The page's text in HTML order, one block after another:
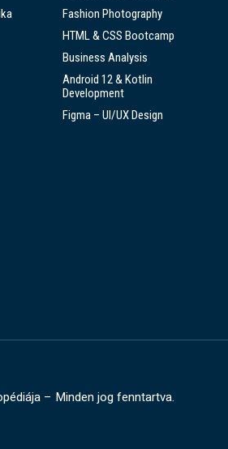
Fashion Photography
HTML & CSS Bootcamp
Business Analysis
Android 12 & Kotlin
Development
Figma – UI/UX Design
– Minden jog fenntartva.